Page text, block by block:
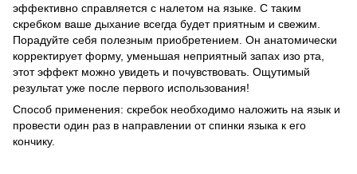
эффективно справляется с налетом на языке. С таким
скребком ваше дыхание всегда будет приятным и свежим.
Порадуйте себя полезным приобретением. Он анатомически
корректирует форму, уменьшая неприятный запах изо рта,
этот эффект можно увидеть и почувствовать. Ощутимый
результат уже после первого использования!
Способ применения: скребок необходимо наложить на язык и
провести один раз в направлении от спинки языка к его
кончику.